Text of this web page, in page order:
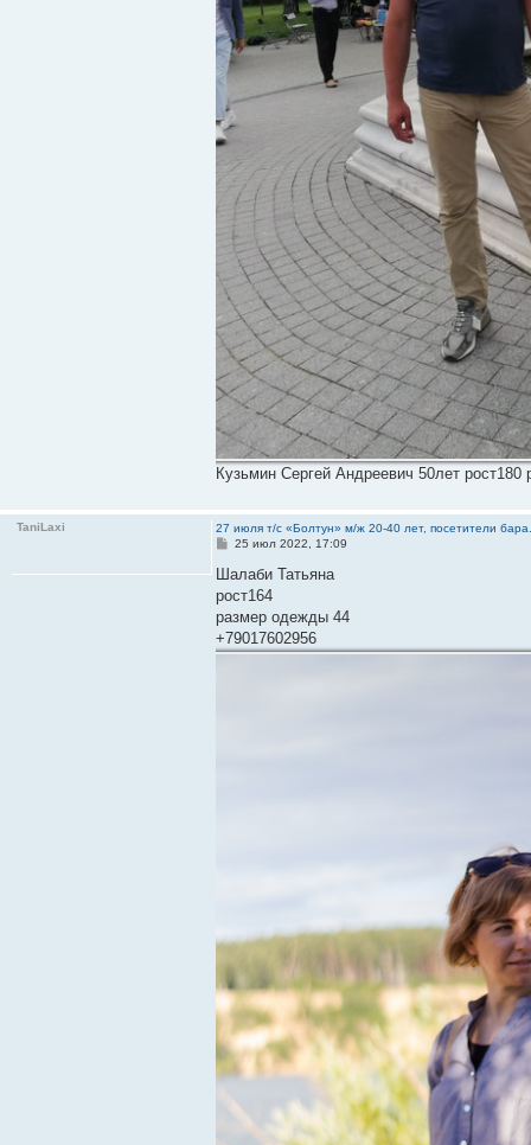
Кузьмин Сергей Андреевич 50лет
TaniLaxi
27 июля т/с «Болтун» м/ж 20-40 лет, посетители
С
о
щ
е
и
е
25 июл 2022, 17:09
Шалаби Татьяна
рост164
размер одежды 44
+79017602956